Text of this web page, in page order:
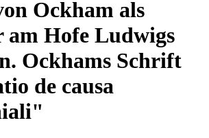
Ockham als
am Hofe Ludwigs
Ockhams Schrift
de causa